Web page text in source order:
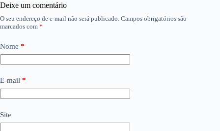
Deixe um comentário
O seu endereço de e-mail não será publicado. Campos obrigatórios são
marcados com *
Nome *
E-mail *
Site